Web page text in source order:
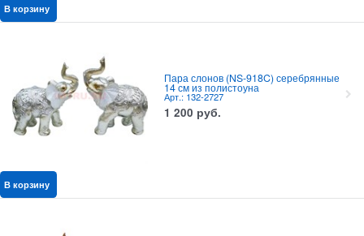
В корзину
Пара слонов (NS-918C) серебрянные
14 см из полистоуна
Арт.: 132-2727
1 200 руб.
В корзину